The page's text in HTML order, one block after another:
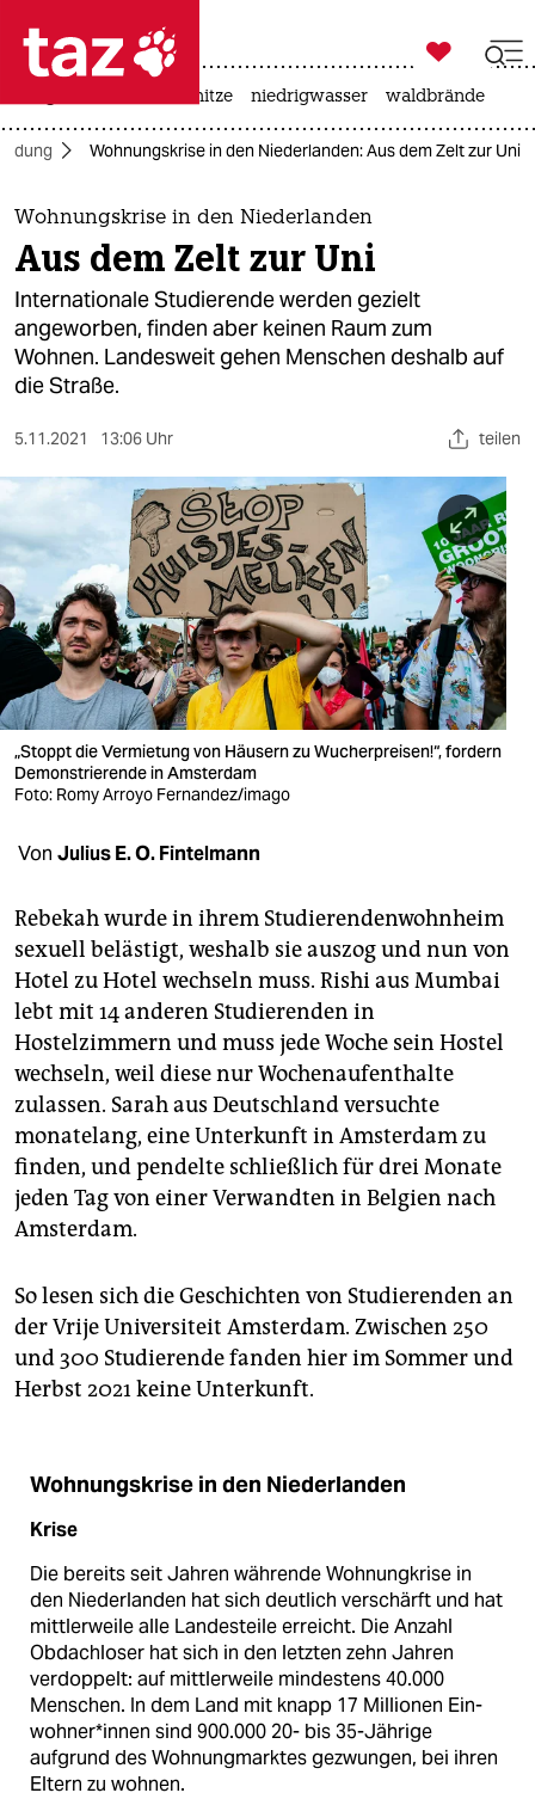
 taz zahl ich
taz zahl ich
themen
politik
öko
gesellschaft
kultur
sport
berlin
nord
wahrheit
verlag
verlag
veranstaltungen
unterstützen
abo
genossenschaft
epaper login

taz zahl ich
hitze niedrigwasser waldbrände
Wohnungskrise in den Niederlanden: Aus dem Zelt zur Uni
Wohnungskrise in den Niederlanden
Aus dem Zelt zur Uni
Internationale Studierende werden gezielt
angeworben, finden aber keinen Raum zum
Wohnen. Landesweit gehen Menschen deshalb auf
die Straße.
5.11.2021 13:06 Uhr teilen
„Stoppt die Vermietung von Häusern zu Wucherpreisen!“, fordern
Demonstrierende in Amsterdam
Foto: Romy Arroyo Fernandez/imago
Von Julius E. O. Fintelmann
Rebekah wurde in ihrem Studierendenwohnheim
sexuell belästigt, weshalb sie auszog und nun von
Hotel zu Hotel wechseln muss. Rishi aus Mumbai
lebt mit 14 anderen Studierenden in
Hostelzimmern und muss jede Woche sein Hostel
wechseln, weil diese nur Wochenaufenthalte
zulassen. Sarah aus Deutschland versuchte
monatelang, eine Unterkunft in Amsterdam zu
finden, und pendelte schließlich für drei Monate
jeden Tag von einer Verwandten in Belgien nach
Amsterdam.
So lesen sich die Geschichten von Studierenden an
der Vrije Universiteit Amsterdam. Zwischen 250
und 300 Studierende fanden hier im Sommer und
Herbst 2021 keine Unterkunft.
Wohnungskrise in den Niederlanden
Krise
Die bereits seit Jahren währende Wohnungkrise in
den Niederlanden hat sich deutlich verschärft und hat
mittlerweile alle Landesteile erreicht. Die Anzahl
Obdachloser hat sich in den letzten zehn Jahren
verdoppelt: auf mittlerweile mindestens 40.000
Menschen. In dem Land mit knapp 17 Millionen Ein­
woh­ne­r*in­nen sind 900.000 20- bis 35-Jährige
aufgrund des Wohnungmarktes gezwungen, bei ihren
Eltern zu wohnen.